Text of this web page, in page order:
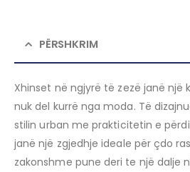
PËRSHKRIM
Xhinset në ngjyrë të zezë janë një
nuk del kurrë nga moda. Të
stilin urban me prakticitetin e
janë një zgjedhje ideale për çdo
zakonshme pune deri te një dalje